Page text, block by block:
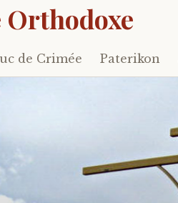
de Crimée Paterikon